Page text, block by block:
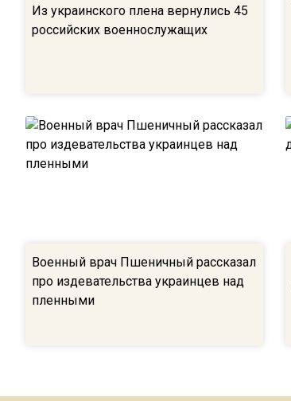
Из украинского плена вернулись 45
российских военнослужащих
Военный врач Пшеничный рассказал
про издевательства украинцев над
пленными